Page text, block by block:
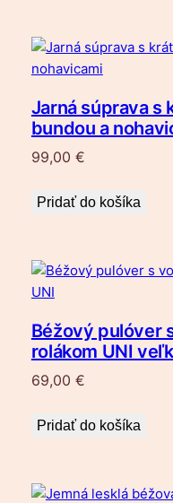
Jarná súprava s
bundou a
99,00 €
Pridať do košíka
Béžový pulóver
rolákom UNI
69,00 €
Pridať do košíka